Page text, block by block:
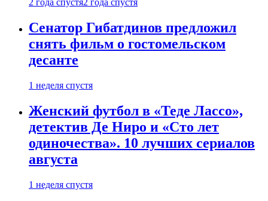
2 года спустя2 года спустя
Сенатор Гибатдинов предложил
снять фильм о гостомельском
десанте
1 неделя спустя
Женский футбол в «Теде Лассо»,
детектив Де Ниро и «Сто лет
одиночества». 10 лучших сериалов
августа
1 неделя спустя